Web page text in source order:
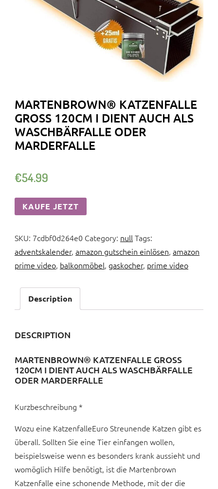
MARTENBROWN® KATZENFALLE
GROSS 120CM I DIENT AUCH ALS W
ASCHBÄRFALLE ODER M
ARDERFALLE
€54.99
KAUFE JETZT
SKU: 7cdbf0d264e0 Category: null Tags:
adventskalender, amazon gutschein einlösen, amazon
prime video, balkonmöbel, gaskocher, prime video
Description
DESCRIPTION
MARTENBROWN® KATZENFALLE GROSS 1
20CM I DIENT AUCH ALS WASCHBÄRFALLE O
DER MARDERFALLE
Kurzbeschreibung *
Wozu eine KatzenfalleEuro Streunende Katzen gibt es
überall. Sollten Sie eine Tier einfangen wollen,
beispielsweise wenn es besonders krank aussieht und
womöglich Hilfe benötigt, ist die Martenbrown
Katzenfalle eine schonende Methode, mit der die